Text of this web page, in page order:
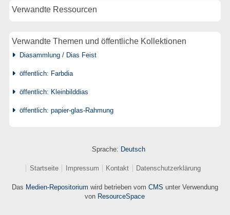
Verwandte Ressourcen
Verwandte Themen und öffentliche Kollektionen
Diasammlung / Dias Feist
öffentlich: Farbdia
öffentlich: Kleinbilddias
öffentlich: papier-glas-Rahmung
Sprache: Deutsch
Startseite Impressum Kontakt Datenschutzerklärung
Das Medien-Repositorium wird betrieben vom CMS unter Verwendung
von ResourceSpace